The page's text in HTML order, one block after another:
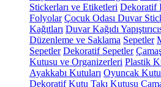
Stickerları ve Etiketleri Dekoratif
Folyolar Çocuk Odası Duvar
Kağıtları Duvar Kağıdı
Düzenleme ve Saklama Sepetler
Sepetler Dekoratif Sepetler
Kutusu ve Organizerleri Plastik
Ayakkabı Kutuları Oyuncak
Dekoratif Kutu Takı Kutusu